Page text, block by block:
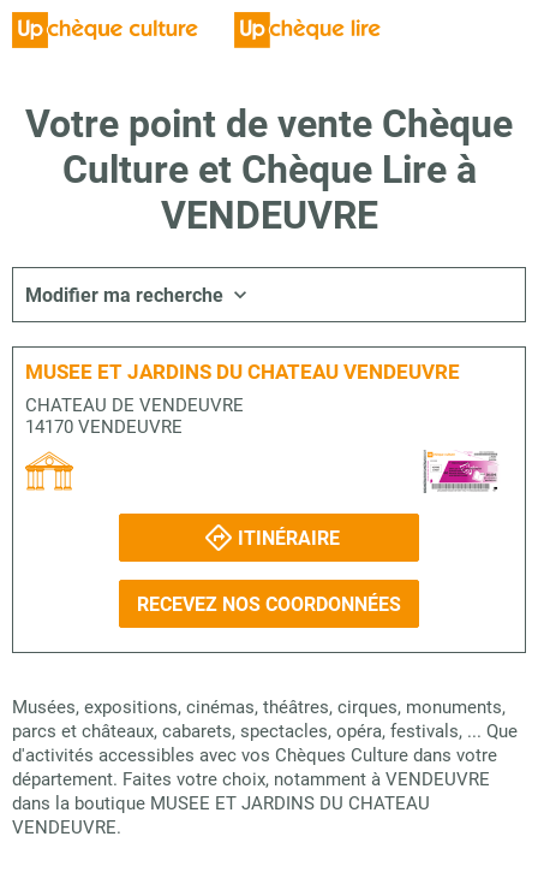
Votre point de vente Chèque
Culture et Chèque Lire à
VENDEUVRE
Modifier ma recherche
MUSEE ET JARDINS DU CHATEAU VENDEUVRE
CHATEAU DE VENDEUVRE
14170 VENDEUVRE
ITINÉRAIRE
RECEVEZ NOS COORDONNÉES
Musées, expositions, cinémas, théâtres, cirques, monuments,
parcs et châteaux, cabarets, spectacles, opéra, festivals, ... Que
d'activités accessibles avec vos Chèques Culture dans votre
département. Faites votre choix, notamment à VENDEUVRE
dans la boutique MUSEE ET JARDINS DU CHATEAU
VENDEUVRE.